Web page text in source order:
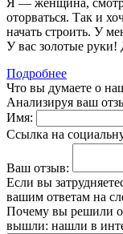
Я — женщина,
оторваться. Так и
начать строить. У
У вас золотые руки!
Подробнее
Что вы думаете о
Анализируя ваш
Имя:
Ссылка на
Ваш отзыв:
Если вы
вашим ответам на
Почему вы решили
вышли: нашли в